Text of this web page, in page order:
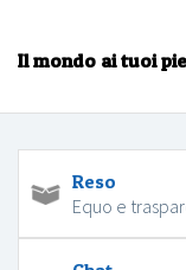
Il mondo ai tuoi
Reso
Equo e